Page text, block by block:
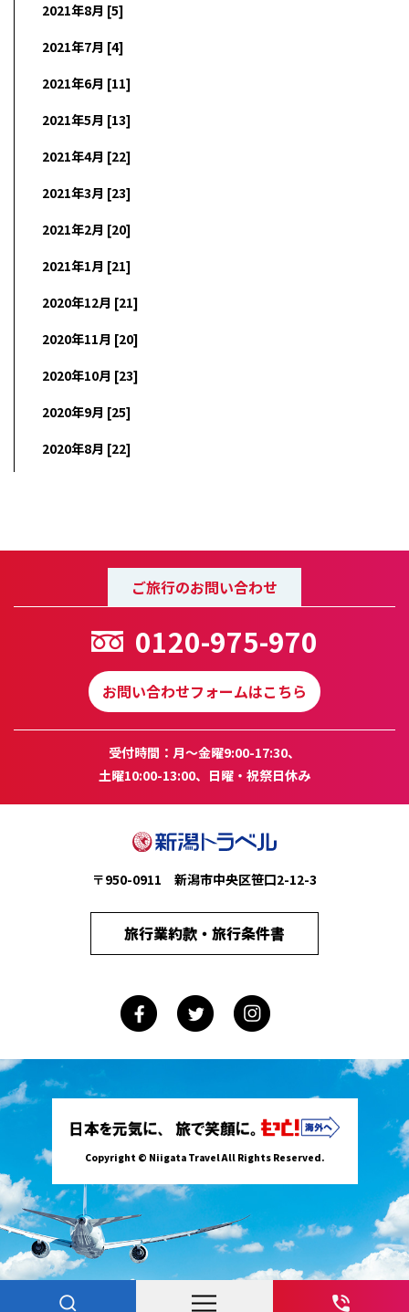
2021年8月 [5]
2021年7月 [4]
2021年6月 [11]
2021年5月 [13]
2021年4月 [22]
2021年3月 [23]
2021年2月 [20]
2021年1月 [21]
2020年12月 [21]
2020年11月 [20]
2020年10月 [23]
2020年9月 [25]
2020年8月 [22]
ご旅行のお問い合わせ
0120-975-970
お問い合わせフォームはこちら
受付時間：月～金曜9:00-17:30、
土曜10:00-13:00、日曜・祝祭日休み
〒950-0911 新潟市中央区笹口2-12-3
旅行業約款・旅行条件書
Copyright © Niigata Travel All Rights Reserved.